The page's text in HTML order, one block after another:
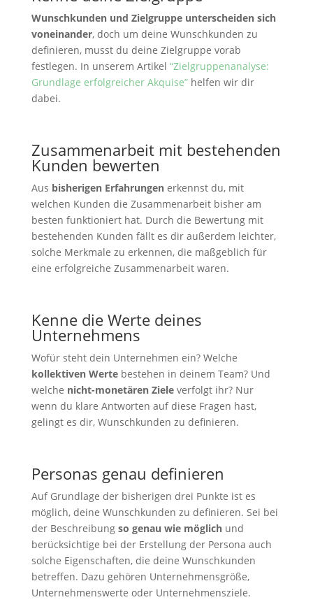
Wunschkunden und Zielgruppe unterscheiden sich
voneinander, doch um deine Wunschkunden zu
definieren, musst du deine Zielgruppe vorab
festlegen. In unserem Artikel “Zielgruppenanalyse:
Grundlage erfolgreicher Akquise”helfen wir dir
dabei.
Zusammenarbeit mit bestehenden
Kunden bewerten
Aus bisherigen Erfahrungenerkennst du, mit
welchen Kunden die Zusammenarbeit bisher am
besten funktioniert hat. Durch die Bewertung mit
bestehenden Kunden fällt es dir außerdem leichter,
solche Merkmale zu erkennen, die maßgeblich für
eine erfolgreiche Zusammenarbeit waren.
Kenne die Werte deines
Unternehmens
Wofür steht dein Unternehmen ein? Welche
kollektiven Wertebestehen in deinem Team? Und
welche nicht-monetären Zieleverfolgt ihr? Nur
wenn du klare Antworten auf diese Fragen hast,
gelingt es dir, Wunschkunden zu definieren.
Personas genau definieren
Auf Grundlage der bisherigen drei Punkte ist es
möglich, deine Wunschkunden zu definieren. Sei bei
der Beschreibung so genau wie möglichund
berücksichtige bei der Erstellung der Persona auch
solche Eigenschaften, die deine Wunschkunden
betreffen. Dazu gehören Unternehmensgröße,
Unternehmenswerte oder Unternehmensziele.